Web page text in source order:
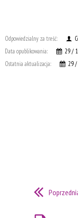
Odpowiedzialny za treść:
Data opublikowania:
29 /
Ostatnia aktualizacja:
29